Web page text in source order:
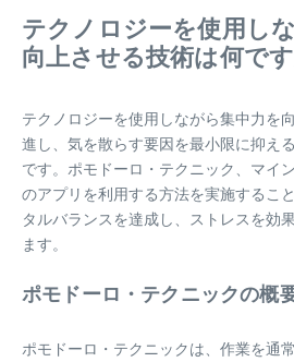
テクノロジーを使用し
向上させる技術は何で
テクノロジーを使用しながら集中力を
進し、気を散らす要因を最小限に抑え
です。ポモドーロ・テクニック、マイ
のアプリを利用する方法を実施するこ
タルバランスを達成し、ストレスを効
ます。
ポモドーロ・テクニックの概
ポモドーロ・テクニックは、作業を通